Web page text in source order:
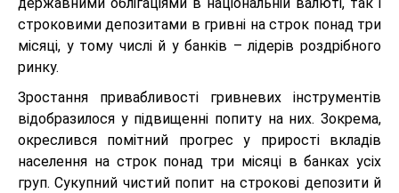
державними облігаціями в національній валюті, так і
строковими депозитами в гривні на строк понад три
місяці, у тому числі й у банків – лідерів роздрібного
ринку.
Зростання привабливості гривневих інструментів
відобразилося у підвищенні попиту на них. Зокрема,
окреслився помітний прогрес у прирості вкладів
населення на строк понад три місяці в банках усіх
груп. Сукупний чистий попит на строкові депозити й